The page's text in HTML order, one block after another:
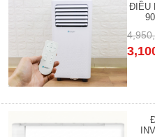
ĐIỀU